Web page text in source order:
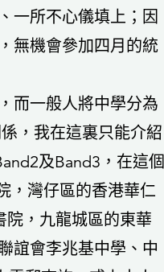
一所不心儀填上；因
無機會參加四月的統
而一般人將中學分為
，我在這裏只能介紹
及Band3，在這個
，灣仔區的香港華仁
，九龍城區的東華
誼會李兆基中學、中